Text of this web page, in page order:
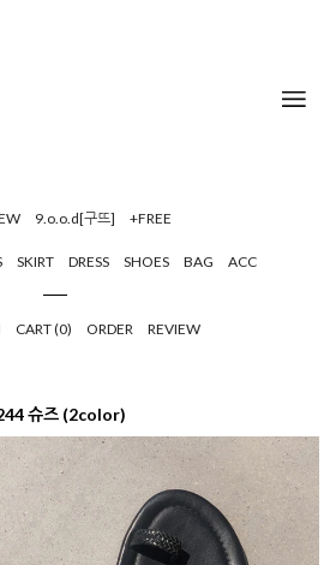
9.o.o.d[구뜨] +FREE
SKIRT DRESS SHOES BAG ACC
CART (0) ORDER REVIEW
슈즈 (2color)